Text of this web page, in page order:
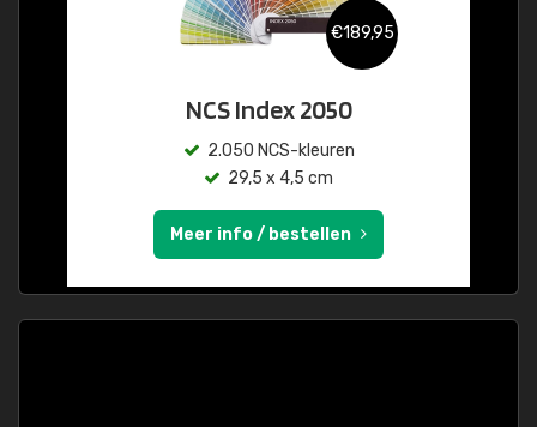
€189,95
NCS Index 2050
2.050 NCS-kleuren
29,5 x 4,5 cm
Meer info / bestellen